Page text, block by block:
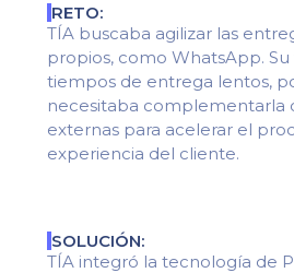
RETO:
TÍA buscaba agilizar las
propios, como WhatsApp.
tiempos de entrega lentos,
necesitaba complementarla
externas para acelerar el
experiencia del cliente.
SOLUCIÓN:
TÍA integró la tecnología de